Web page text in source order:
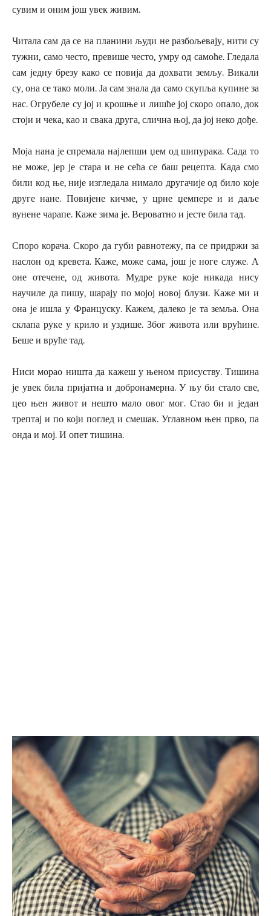
сувим и оним још увек живим.
Читала сам да се на планини људи не разбољевају, нити су
тужни, само често, превише често, умру од самоће. Гледала
сам једну брезу како се повија да дохвати земљу. Викали
су, она се тако моли. Ја сам знала да само скупља купине за
нас. Огрубеле су јој и крошње и лишће јој скоро опало, док
стоји и чека, као и свака друга, слична њој, да јој неко дође.
Моја нана је спремала најлепши џем од шипурака. Сада то
не може, јер је стара и не сећа се баш рецепта. Када смо
били код ње, није изгледала нимало другачије од било које
друге нане. Повијене кичме, у црне џемпере и и даље
вунене чарапе. Каже зима је. Вероватно и јесте била тад.
Споро корача. Скоро да губи равнотежу, па се придржи за
наслон од кревета. Каже, може сама, још је ноге служе. А
оне отечене, од живота. Мудре руке које никада нису
научиле да пишу, шарају по мојој новој блузи. Каже ми и
она је ишла у Француску. Кажем, далеко је та земља. Она
склапа руке у крило и уздише. Због живота или врућине.
Беше и вруће тад.
Ниси морао ништа да кажеш у њеном присуству. Тишина
је увек била пријатна и добронамерна. У њу би стало све,
цео њен живот и нешто мало овог мог. Стао би и један
трептај и по који поглед и смешак. Углавном њен прво, па
онда и мој. И опет тишина.